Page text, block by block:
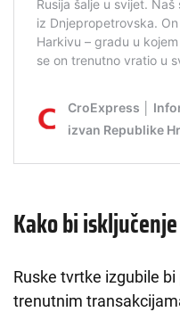
Kako bi
Ruske tvrtke izgubile
trenutnim